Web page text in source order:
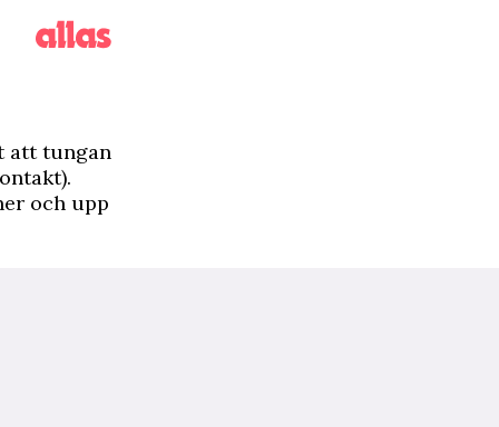
att tungan
och upp